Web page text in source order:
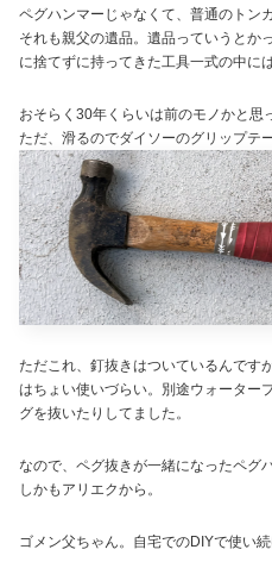
ペグハンマーじゃなくて、普通のトン
それも親父の遺品。遺品っていうとか
に捨てずに持ってきた工具一式の中に
おそらく30年くらいは前のモノかと思
ただ、滑るのでダイソーのグリップテ
ただこれ、釘抜きはついているんです
はちょい使いづらい。別途ウォーター
グを抜いたりしてました。
なので、ペグ抜きが一緒になったペグ
しかもアリエクから。
ゴメン父ちゃん。自宅でのDIYで使い続